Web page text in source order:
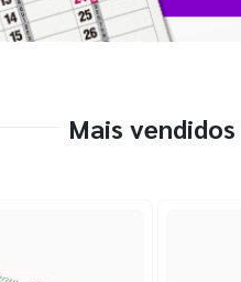
Mais vendidos